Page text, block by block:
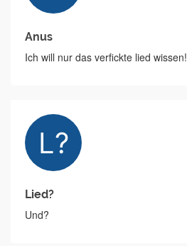
Anus
Ich will nur das verfickte lied wissen!
Lied?
Und?